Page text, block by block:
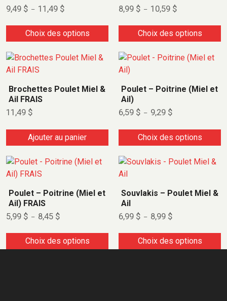
9,49 $ – 11,49 $
Choix des options
8,99 $ – 10,59 $
Choix des options
Brochettes Poulet Miel &
Ail FRAIS
11,49 $
Ajouter au panier
Poulet – Poitrine (Miel et
Ail)
6,59 $ – 9,29 $
Choix des options
Poulet – Poitrine (Miel et
Ail) FRAIS
5,99 $ – 8,45 $
Choix des options
Souvlakis – Poulet Miel &
Ail
6,99 $ – 8,99 $
Choix des options